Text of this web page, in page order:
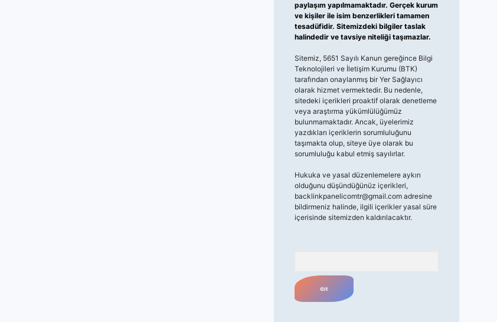
paylaşım yapılmamaktadır. Gerçek kurum
ve kişiler ile isim benzerlikleri tamamen
tesadüfidir. Sitemizdeki bilgiler taslak
halindedir ve tavsiye niteliği taşımazlar.
Sitemiz, 5651 Sayılı Kanun gereğince Bilgi
Teknolojileri ve İletişim Kurumu (BTK)
tarafından onaylanmış bir Yer Sağlayıcı
olarak hizmet vermektedir. Bu nedenle,
sitedeki içerikleri proaktif olarak denetleme
veya araştırma yükümlülüğümüz
bulunmamaktadır. Ancak, üyelerimiz
yazdıkları içeriklerin sorumluluğunu
taşımakta olup, siteye üye olarak bu
sorumluluğu kabul etmiş sayılırlar.
Hukuka ve yasal düzenlemelere aykırı
olduğunu düşündüğünüz içerikleri,
backlinkpanelicomtr@gmail.comadresine
bildirmeniz halinde, ilgili içerikler yasal süre
içerisinde sitemizden kaldırılacaktır.